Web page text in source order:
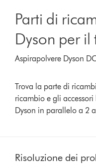
Parti di
Dyson per
Aspirapolvere Dyson
Trova la parte di
ricambio e gli
Dyson in parallelo a 2
Risoluzione dei